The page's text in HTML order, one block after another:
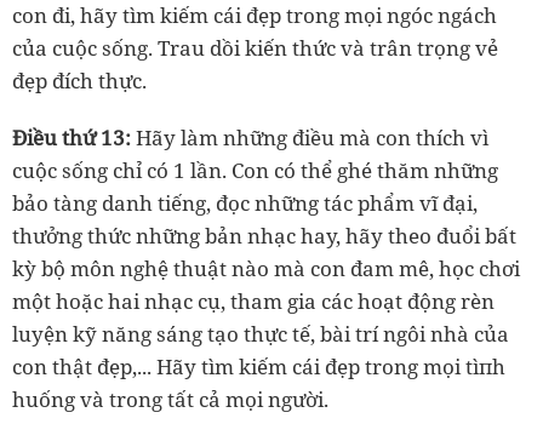
con đi, hãy tìm kiếm cái đẹp trong mọi ngóc ngách
của cuộc sống. Trau dồi kiến thức và trân trọng vẻ
đẹp đích thực.
Điều thứ 13:Hãy làm những điều mà con thích vì
cuộc sống chỉ có 1 lần. Con có thể ghé thăm những
bảo tàng danh tiếng, đọc những tác phẩm vĩ đại,
thưởng thức những bản nhạc hay, hãy theo đuổi bất
kỳ bộ môn nghệ thuật nào mà con đam mê, học chơi
một hoặc hai nhạc cụ, tham gia các hoạt động rèn
luyện kỹ năng sáng tạo thực tế, bài trí ngôi nhà của
con thật đẹp,... Hãy tìm kiếm cái đẹp trong mọi tìпh
huống và trong tất cả mọi người.